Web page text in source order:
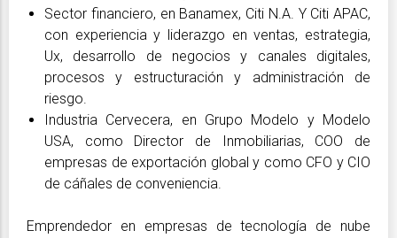
Sector financiero, en Banamex, Citi N.A. Y Citi APAC,
con experiencia y liderazgo en ventas, estrategia,
Ux, desarrollo de negocios y canales digitales,
procesos y estructuración y administración de
riesgo.
Industria Cervecera, en Grupo Modelo y Modelo
USA, como Director de Inmobiliarias, COO de
empresas de exportación global y como CFO y CIO
de cáñales de conveniencia.
Emprendedor en empresas de tecnología de nube